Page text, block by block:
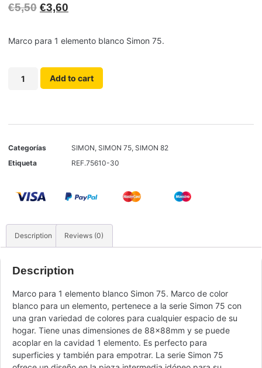
€5,50 €3,60
Marco para 1 elemento blanco Simon 75.
Add to cart
Categorías SIMON, SIMON 75, SIMON 82
Etiqueta
REF.75610-30
Description Reviews (0)
Description
Marco para 1 elemento blanco Simon 75. Marco de color
blanco para un elemento, pertenece a la serie Simon 75 con
una gran variedad de colores para cualquier espacio de su
hogar. Tiene unas dimensiones de 88x88mm y se puede
acoplar en la cavidad 1 elemento. Es perfecto para
superficies y también para empotrar. La serie Simon 75